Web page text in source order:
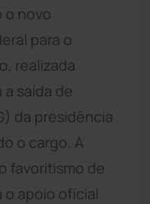
o novo
para o
realizada
saída de
da presidência
o cargo. A
favoritismo de
o apoio oficial